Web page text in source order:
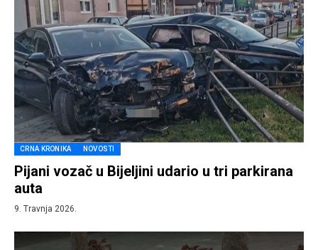
CRNA KRONIKA NOVOSTI
Pijani vozač u Bijeljini udario u tri parkirana
auta
9. Travnja 2026.